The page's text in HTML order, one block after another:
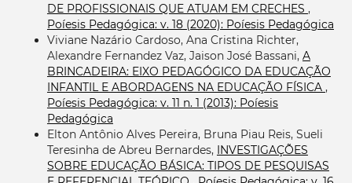
DE PROFISSIONAIS QUE ATUAM EM CRECHES ,
Poíesis Pedagógica: v. 18 (2020): Poíesis Pedagógica
Viviane Nazário Cardoso, Ana Cristina Richter,
Alexandre Fernandez Vaz, Jaison José Bassani, A
BRINCADEIRA: EIXO PEDAGÓGICO DA EDUCAÇÃO
INFANTIL E ABORDAGENS NA EDUCAÇÃO FÍSICA ,
Poíesis Pedagógica: v. 11 n. 1 (2013): Poíesis
Pedagógica
Elton Antônio Alves Pereira, Bruna Piau Reis, Sueli
Teresinha de Abreu Bernardes, INVESTIGAÇÕES
SOBRE EDUCAÇÃO BÁSICA: TIPOS DE PESQUISAS